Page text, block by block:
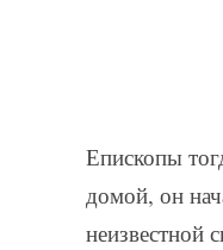
Епископы
домой, он
неизвестной